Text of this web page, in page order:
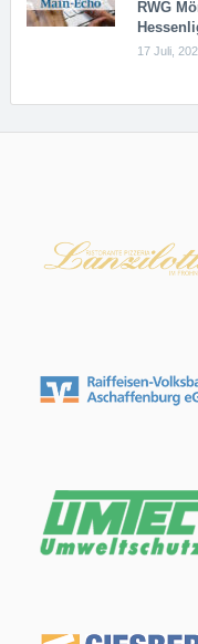
RWG
17 Juli,